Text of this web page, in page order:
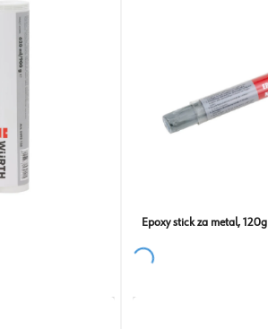
Epoxy stick za metal, 120g